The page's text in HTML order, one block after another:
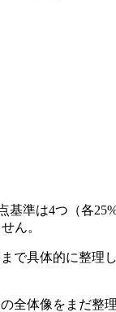
準は4つ（各
ん。
で具体的に整理
全体像をまだ整